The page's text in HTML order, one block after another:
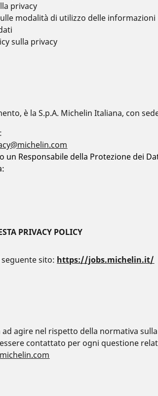
privacy
modalità di utilizzo delle informazioni
sulla privacy
è la S.p.A. Michelin Italiana, con
Responsabile della Protezione dei
PRIVACY POLICY
sito: https://jobs.michelin.it/
agire nel rispetto della normativa
contattato per ogni questione